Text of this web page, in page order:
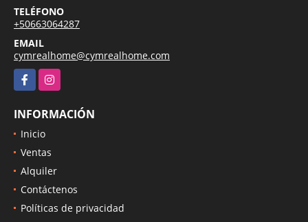
TELÉFONO
+50663064287
EMAIL
cymrealhome@cymrealhome.com
FacebookInstagram
INFORMACIÓN
Inicio
Ventas
Alquiler
Contáctenos
Políticas de privacidad